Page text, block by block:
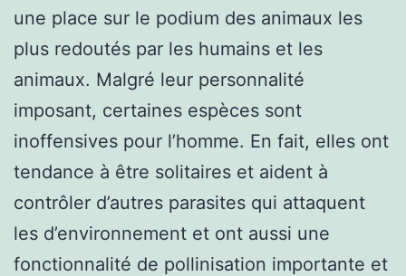
une place sur le podium des animaux les
plus redoutés par les humains et les
animaux. Malgré leur personnalité
imposant, certaines espèces sont
inoffensives pour l’homme. En fait, elles ont
tendance à être solitaires et aident à
contrôler d’autres parasites qui attaquent
les d’environnement et ont aussi une
fonctionnalité de pollinisation importante et